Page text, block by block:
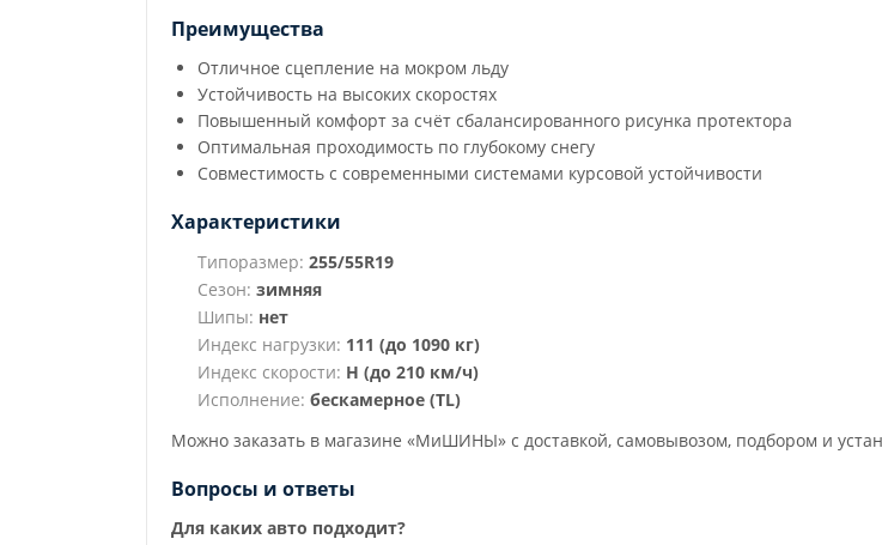
Преимущества
Отличное сцепление на мокром льду
Устойчивость на высоких скоростях
Повышенный комфорт за счёт сбалансированного рисунка протектора
Оптимальная проходимость по глубокому снегу
Совместимость с современными системами курсовой устойчивости
Характеристики
Типоразмер: 255/55R19
Сезон: зимняя
Шипы: нет
Индекс нагрузки: 111 (до 1090 кг)
Индекс скорости: H (до 210 км/ч)
Исполнение: бескамерное (TL)
Можно заказать в магазине «МиШИНЫ» с доставкой, самовывозом, подбором и
Вопросы и ответы
Для каких авто подходит?